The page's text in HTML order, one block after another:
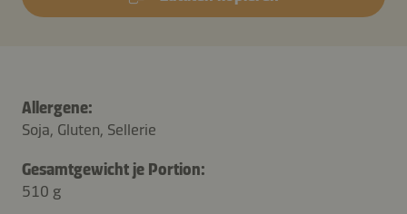
Allergene:
Soja, Gluten, Sellerie
Gesamtgewicht je Portion:
510 g